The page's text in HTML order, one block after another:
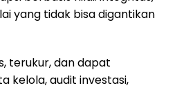
yang tidak bisa digantikan
terukur, dan dapat
kelola, audit investasi,